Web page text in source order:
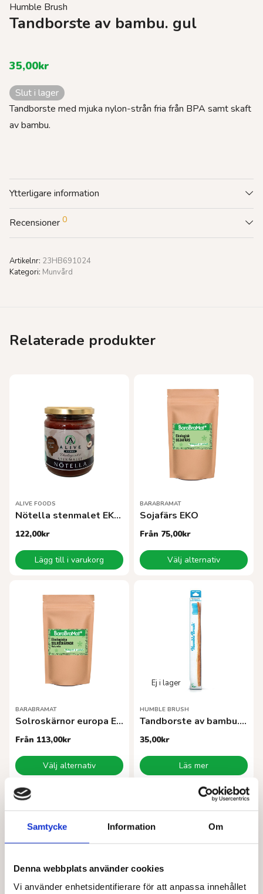
Samtycke Information Om
Denna webbplats använder cookies
Vi använder enhetsidentifierare för att anpassa innehållet
Humble Brush
Tandborste av bambu. gul
35,00kr
Slut i lager
Tandborste med mjuka nylon-strån fria från BPA samt skaft
av bambu.
Ytterligare information
Recensioner 0
Artikelnr: 23HB691024
Kategori: Munvård
Relaterade produkter
ALIVE FOODS
Nötella stenmalet EKO 260g
122,00kr
Lägg till i varukorg
BARABRAMAT
Sojafärs EKO
Från 75,00kr
Välj alternativ
Den
här
BARABRAMAT
Solroskärnor europa EKO
Från 113,00kr
Välj alternativ
Den
här
har
flera
olika
kan
på
HUMBLE BRUSH
Tandborste av bambu. blå
35,00kr
Läs mer